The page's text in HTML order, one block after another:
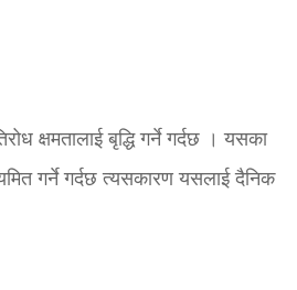
क्षमतालाई बृद्धि गर्ने गर्दछ । यसका
गर्ने गर्दछ त्यसकारण यसलाई दैनिक